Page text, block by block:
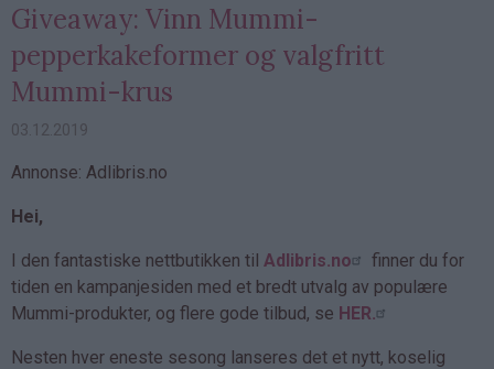
Giveaway: Vinn Mummi-
pepperkakeformer og valgfritt
Mummi-krus
03.12.2019
Annonse: Adlibris.no
Hei,
I den fantastiske nettbutikken til Adlibris.no
finner du for
tiden en kampanjesiden med et bredt utvalg av populære
Mummi-produkter, og flere gode tilbud, se HER.
Nesten hver eneste sesong lanseres det et nytt, koselig